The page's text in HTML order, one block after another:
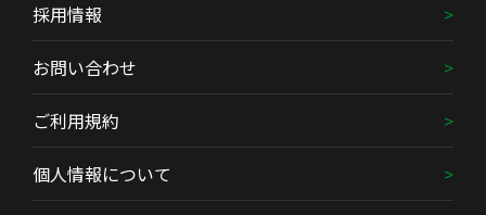
採用情報
お問い合わせ
ご利用規約
個人情報について